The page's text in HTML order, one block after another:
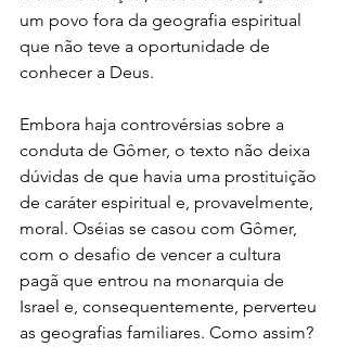
um povo fora da geografia espiritual
que não teve a oportunidade de
conhecer a Deus.
Embora haja controvérsias sobre a
conduta de Gômer, o texto não deixa
dúvidas de que havia uma prostituição
de caráter espiritual e, provavelmente,
moral. Oséias se casou com Gômer,
com o desafio de vencer a cultura
pagã que entrou na monarquia de
Israel e, consequentemente, perverteu
as geografias familiares. Como assim?